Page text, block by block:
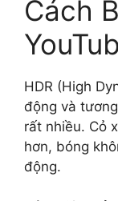
Cách
HDR (High
động và
rất nhiều. Cỏ
hơn, bóng
động.